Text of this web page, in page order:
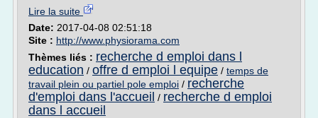
Lire la suite
Date: 2017-04-08 02:51:18
Site : http://www.physiorama.com
Thèmes liés : recherche d emploi dans l
education / offre d emploi l equipe / temps de
travail plein ou partiel pole emploi / recherche
d'emploi dans l'accueil / recherche d emploi
dans l accueil